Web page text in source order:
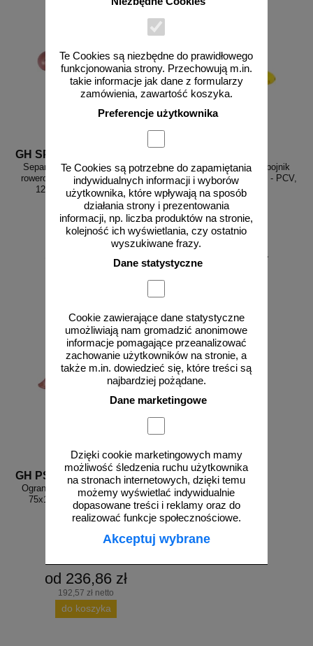
Te Cookies są niezbędne do prawidłowego
funkcjonowania strony. Przechowują m.in.
takie informacje jak dane z formularzy
zamówienia, zawartość koszyka.
Preferencje użytkownika
Te Cookies są potrzebne do zapamiętania
indywidualnych informacji i wyborów
użytkownika, które wpływają na sposób
działania strony i prezentowania
informacji, np. liczba produktów na stronie,
kolejność ich wyświetlania, czy ostatnio
wyszukiwane frazy.
Dane statystyczne
Cookie zawierające dane statystyczne
umożliwiają nam gromadzić anonimowe
informacje pomagające przeanalizować
zachowanie użytkowników na stronie, a
także m.in. dowiedzieć się, które treści są
najbardziej pożądane.
Dane marketingowe
Dzięki cookie marketingowych mamy
możliwość śledzenia ruchu użytkownika
na stronach internetowych, dzięki temu
możemy wyświetlać indywidualnie
dopasowane treści i reklamy oraz do
realizować funkcje społecznościowe.
Akceptuj wybrane
GH SP/120/ce
Separator drogowy parkingowy,
rowerowy, gumowy, odblaskowy,
120x15x4,5cm czerwony
od 185,87 zł
Separator, ogranicznik odbojnik
parkingowy 100x13x4,5 cm - PCV,
żółty
od 106,17 zł
GH PS ce
Ogranicznik, stoper parkingowy,
75x12x10cm czerwony/biały
od 236,86 zł
192,57 zł netto
do koszyka